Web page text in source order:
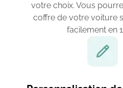
votre choix. Vous
coffre de votre voiture
facilement en